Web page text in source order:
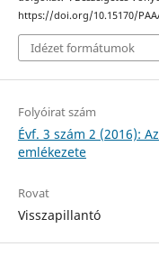
https://doi.org/10.15170/
Idézet formátumok
Folyóirat szám
Évf. 3 szám 2 (2016):
emlékezete
Rovat
Visszapillantó